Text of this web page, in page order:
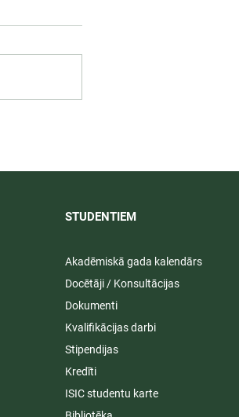
STUDENTIEM​
Akadēmiskā gada kalendārs
Docētāji / Konsultācijas
Dokumenti
Kvalifikācijas darbi
Stipendijas
Kredīti
ISIC studentu karte